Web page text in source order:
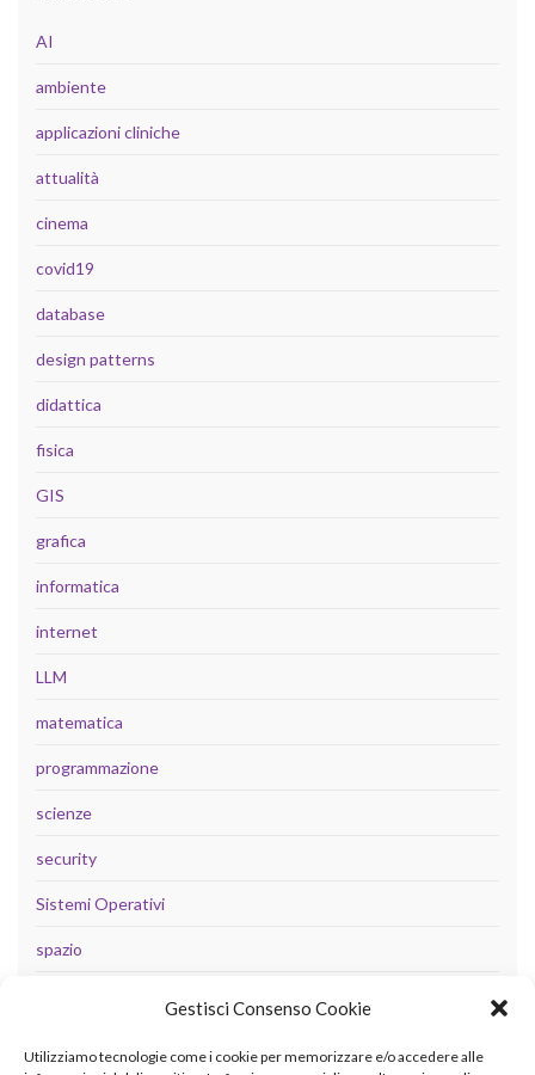
Gestisci Consenso Cookie
Utilizziamo tecnologie come i cookie per memorizzare e/o accedere alle
AI
ambiente
applicazioni cliniche
attualità
cinema
covid19
database
design patterns
didattica
fisica
GIS
grafica
informatica
internet
LLM
matematica
programmazione
scienze
security
Sistemi Operativi
spazio